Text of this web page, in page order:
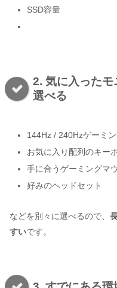
SSD容量
2. 気に入った
選べる
144Hz / 240Hzゲーミ
お気に入り配列のキー
手に合うゲーミングマ
好みのヘッドセット
などを別々に選べるので、
すいです。